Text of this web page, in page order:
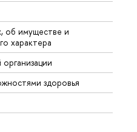
об имуществе и
характера
здоровья